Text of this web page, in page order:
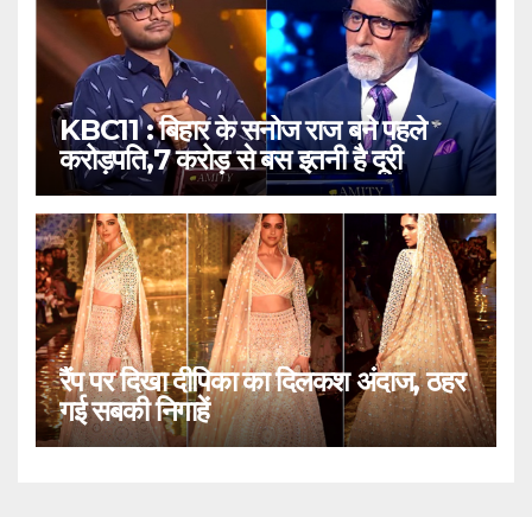
KBC11 : बिहार के सनोज राज बने पहले
करोड़पति,7 करोड़ से बस इतनी है दूरी
रैंप पर दिखा दीपिका का दिलकश अंदाज, ठहर
गई सबकी निगाहें